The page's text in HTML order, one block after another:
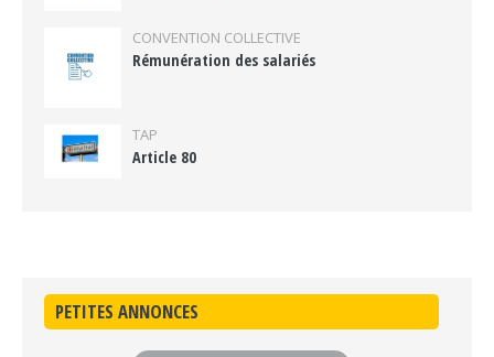
CONVENTION COLLECTIVE
Rémunération des salariés
TAP
Article 80
PETITES ANNONCES